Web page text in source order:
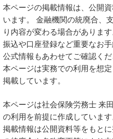
本ページの掲載情報は、公開
います。 金融機関の統廃合、
り内容が変わる場合があります
振込や口座登録など重要なお
公式情報もあわせてご確認くだ
本ページは実務での利用を想
掲載しています。
本ページは社会保険労務士 来
の利用を前提に作成しています
掲載情報は公開資料等をもと